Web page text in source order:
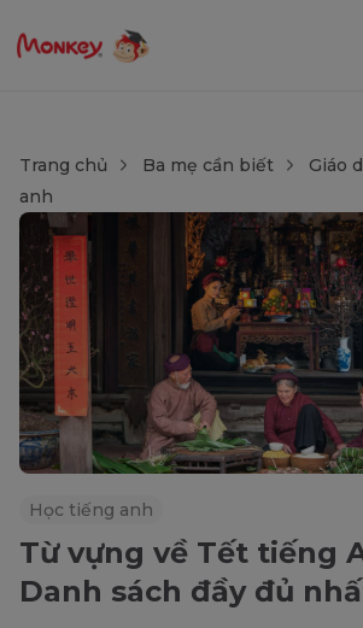
Trang chủ Ba mẹ cần biết Giáo
anh
Học tiếng anh
Từ vựng về Tết tiếng
Danh sách đầy đủ